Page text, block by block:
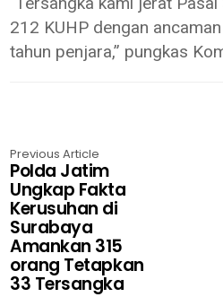
212 KUHP dengan
tahun penjara,” pungkas
Previous Article
Polda Jatim
Ungkap Fakta
Kerusuhan di
Surabaya
Amankan 315
orang Tetapkan
33 Tersangka